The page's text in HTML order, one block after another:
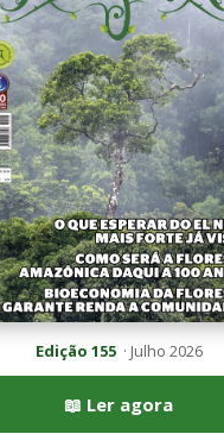
📖 Ler agora
semana